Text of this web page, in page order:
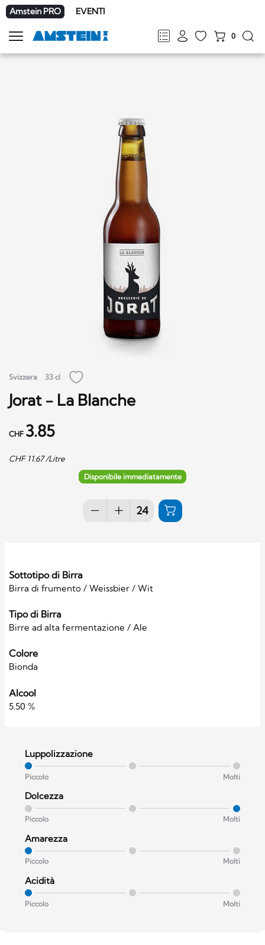
Amstein PRO EVENTI
FRDEENIT
0
Mostra
la
Svizzera 33 cl
Jorat - La Blanche
CHF 3.85
CHF 11.67/Litre
Disponibile immediatamente
Sottotipo di Birra
Birra di frumento / Weissbier / Wit
Tipo di Birra
Birre ad alta fermentazione / Ale
Colore
Bionda
Alcool
5.50 %
Luppolizzazione
Piccolo Molti
Dolcezza
Piccolo Molti
Amarezza
Piccolo Molti
Acidità
Piccolo Molti